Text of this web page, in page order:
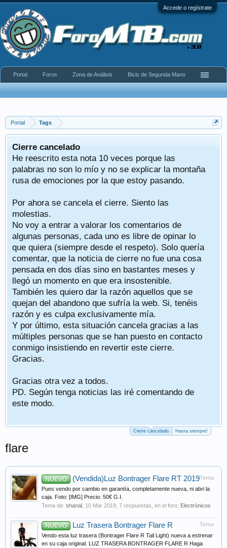
Accede o regístrate
Portal Tags
Cierre cancelado
He reescrito esta nota 10 veces porque las
palabras no son lo mío y no se explicar la montaña
rusa de emociones por la que estoy pasando.
Por ahora se cancela el cierre. Siento las
molestias.
No voy a entrar a valorar los comentarios de
algunas personas, cada uno es libre de opinar lo
que quiera (siempre desde el respeto). Solo quería
comentar, que la noticia de cierre no fue una cosa
pensada en dos días sino en bastantes meses y
llegó un momento en que era insostenible.
También les quiero dar la razón aquellos que se
quejan del abandono que sufría la web. Si, tenéis
razón y es culpa exclusivamente mía.
Y por último, esta situación cancela gracias a las
múltiples personas que se han puesto en contacto
conmigo insistiendo en revertir este cierre.
Gracias.
Gracias otra vez a todos.
PD. Según tenga noticias las iré comentando de
este modo.
Cierre cancelado Hasta siempre!
flare
Tema
NUEVO (Vendida)Luz Bontrager Flare RT 2019
Pues vendo por cambio en garantía, completamente nueva, ni abri la
caja. Foto: [IMG] Precio: 50€ G.I.
Tema de: shanal 10 Mar 2019 , 7 respuestas, en el foro: Electrónicos
Tema
NUEVO Luz Trasera Bontrager Flare R
Vendo esta luz trasera (Bontrager Flare R Tail Light) nueva a estrenar
en su caja original. LUZ TRASERA BONTRAGER FLARE R Haga
Portal Foros Zona de Análisis Bicis de Segunda Mano